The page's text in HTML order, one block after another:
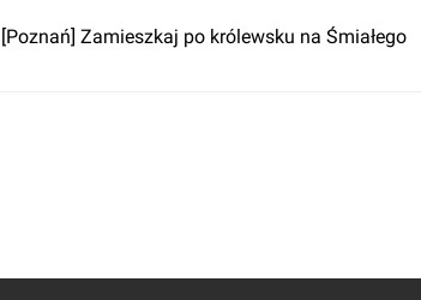
[Poznań] Zamieszkaj po królewsku na Śmiałego